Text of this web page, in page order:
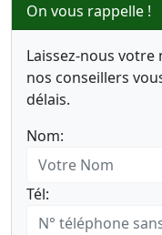
On vous rappelle !
Laissez-nous
nos conseillers
délais.
Nom:
Tél: